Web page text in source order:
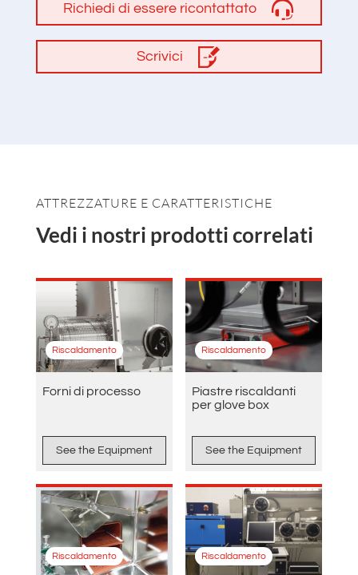
Richiedi di essere ricontattato
Scrivici
ATTREZZATURE E CARATTERISTICHE
Vedi i nostri prodotti correlati
Riscaldamento
Forni di processo
See the Equipment
Riscaldamento
Piastre riscaldanti
per glove box
See the Equipment
Riscaldamento Riscaldamento